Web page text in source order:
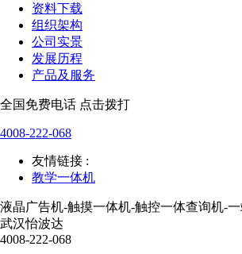
资料下载
组织架构
公司实景
发展历程
产品及服务
全国免费电话 点击拨打
4008-222-068
友情链接 :
教学一体机
液晶广告机-触摸一体机-触控一体查询机-
武汉怡波达
4008-222-068